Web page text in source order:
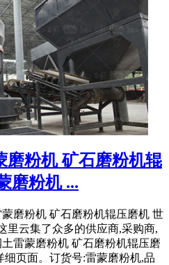
磨粉机 矿石磨粉机辊
磨粉机 ...
磨粉机 矿石磨粉机辊压磨机 世
里云集了众多的供应商,采购商,
雷蒙磨粉机 矿石磨粉机辊压磨
页面。订货号:雷蒙磨粉机,品